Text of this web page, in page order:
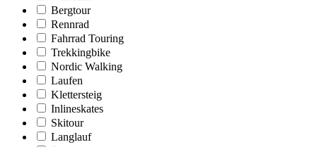
Bergtour
Rennrad
Fahrrad Touring
Trekkingbike
Nordic Walking
Laufen
Klettersteig
Inlineskates
Skitour
Langlauf